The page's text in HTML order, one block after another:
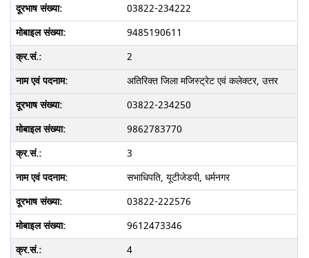
03822-234222
9485190611
2
अतिरिक्त जिला मजिस्ट्रेट एवं कलेक्टर, उत्तर
03822-234250
9862783770
3
सभाधिपति, यूटीजेडपी, धर्मनगर
03822-222576
9612473346
4